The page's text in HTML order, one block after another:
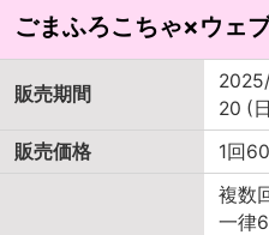
ごまふろこちゃ×ウェ
販売期間
20 (
販売価格
1回
複数
一律